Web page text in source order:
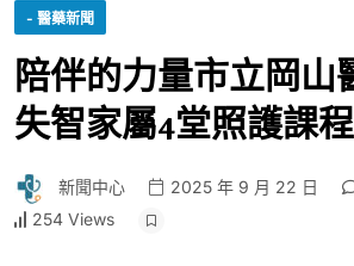
- 醫藥新聞
陪伴的力量市立岡
失智家屬4堂照護課
新聞中心 2025 年 9 月 22 日
254 Views